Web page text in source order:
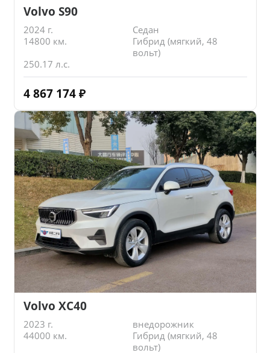
Volvo S90
2024 г.
Седан
14800 км.
Гибрид (мягкий, 48
вольт)
250.17 л.с.
4 867 174 ₽
Volvo XC40
2023 г.
внедорожник
44000 км.
Гибрид (мягкий, 48
вольт)